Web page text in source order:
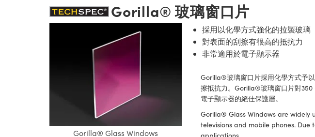
Gorilla® 玻璃窗口片
Gorilla® Glass Windows
採用以化學方式強化的拉製玻璃
對表面的刮擦有很高的抵抗力
非常適用於電子顯示器
Gorilla®玻璃窗口片採用化學方式予
擦抵抗力。Gorilla®玻璃窗口片對350
電子顯示器的絕佳保護層。
Gorilla® Glass Windows are widely
televisions and mobile phones.